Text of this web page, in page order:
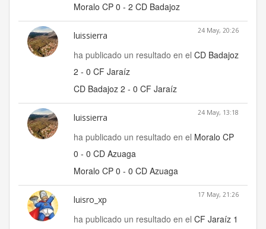
Moralo CP 0 - 2 CD Badajoz
luissierra 24 May, 20:26
ha publicado un resultado en el CD Badajoz
2 - 0 CF Jaraíz
CD Badajoz 2 - 0 CF Jaraíz
luissierra 24 May, 13:18
ha publicado un resultado en el Moralo CP
0 - 0 CD Azuaga
Moralo CP 0 - 0 CD Azuaga
luisro_xp 17 May, 21:26
ha publicado un resultado en el CF Jaraíz 1